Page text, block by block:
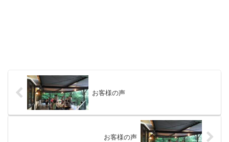
お客様の声
お客様の声